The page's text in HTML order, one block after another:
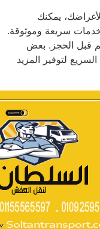
يمكنك
سريعة وموثوقة.
الحجز. بعض
لتوفير المزيد